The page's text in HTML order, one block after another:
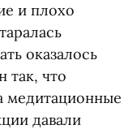
и плохо
оказалось
так, что
медитационные
давали